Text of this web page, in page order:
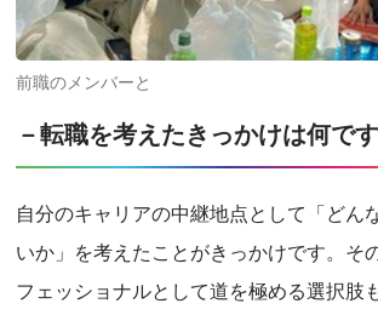
前職のメンバーと
－転職を考えたきっかけは何で
自分のキャリアの中継地点として「どん
いか」を考えたことがきっかけです。そ
フェッショナルとして道を極める選択肢